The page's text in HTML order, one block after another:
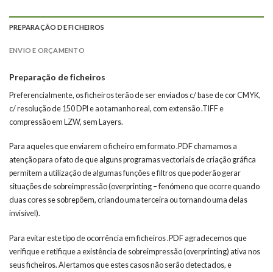
PREPARAÇÃO DE FICHEIROS
ENVIO E ORÇAMENTO
Preparação de ficheiros
Preferencialmente, os ficheiros terão de ser enviados c/ base de cor CMYK,
c/ resolução de 150 DPI e ao tamanho real, com extensão .TIFF e
compressão em LZW, sem Layers.
Para aqueles que enviarem o ficheiro em formato .PDF chamamos a
atenção para o fato de que alguns programas vectoriais de criação gráfica
permitem a utilização de algumas funções e filtros que poderão gerar
situações de sobreimpressão (overprinting – fenómeno que ocorre quando
duas cores se sobrepõem, criando uma terceira ou tornando uma delas
invisível).
Para evitar este tipo de ocorrência em ficheiros .PDF agradecemos que
verifique e retifique a existência de sobreimpressão (overprinting) ativa nos
seus ficheiros. Alertamos que estes casos não serão detectados, e